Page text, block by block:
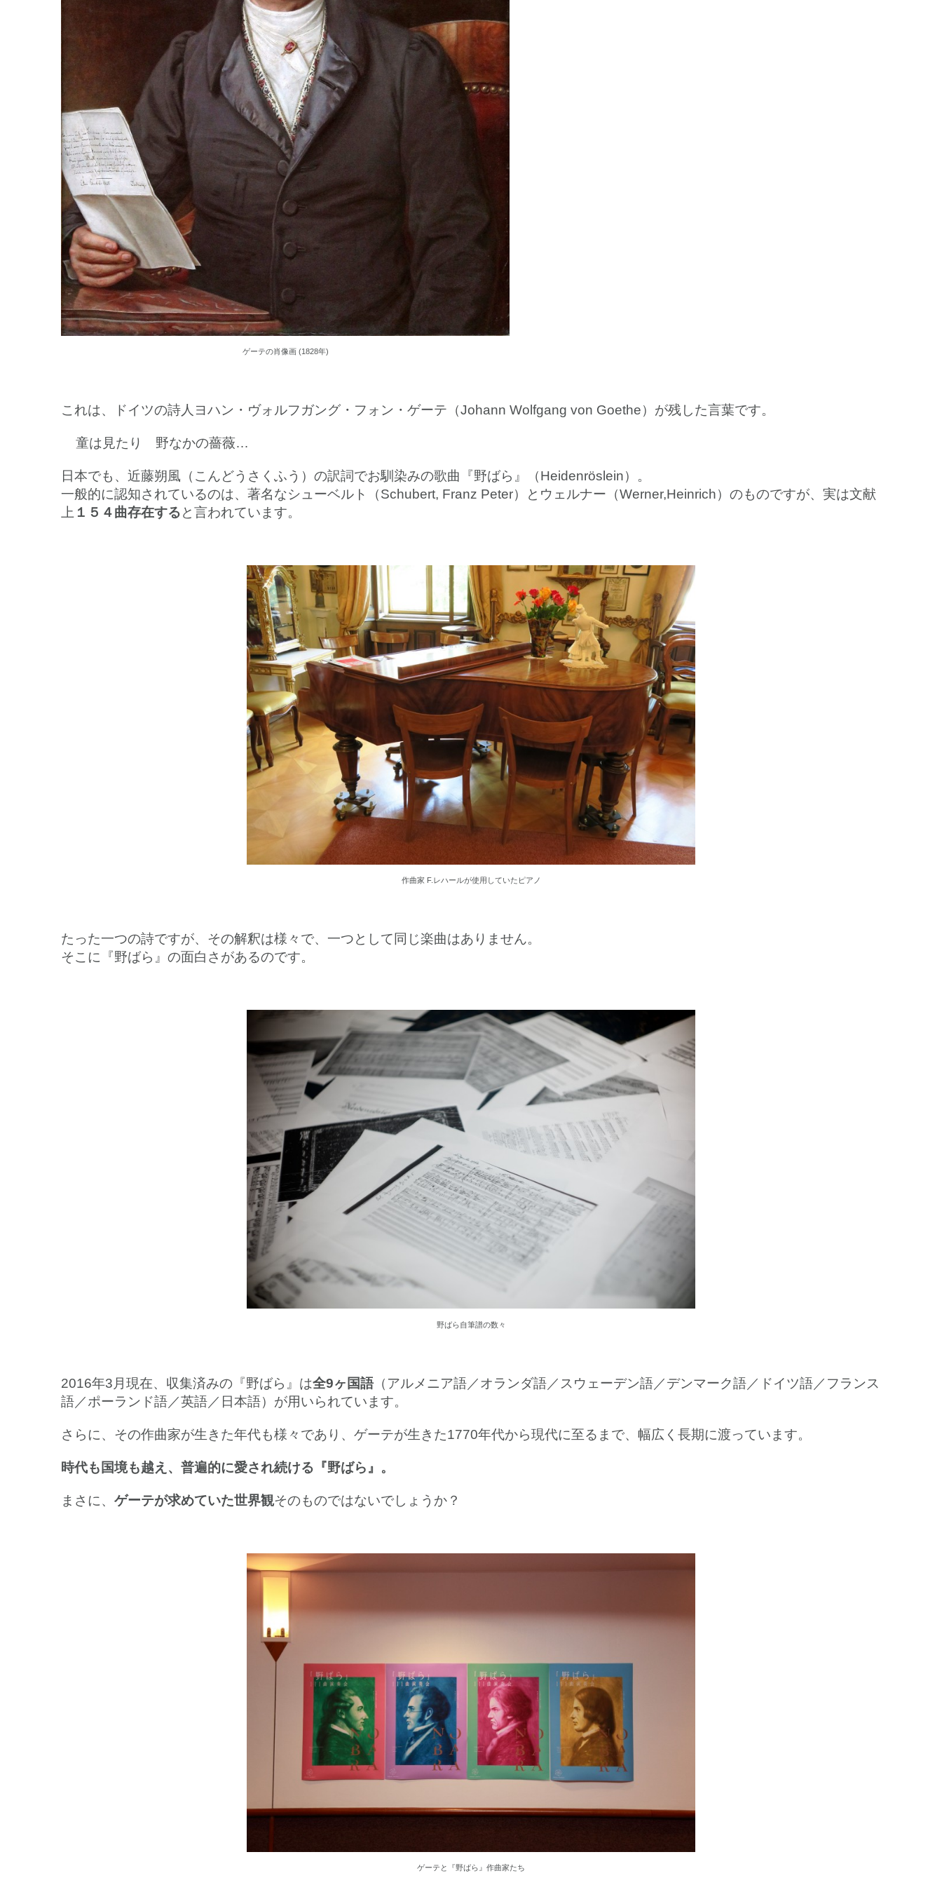
ゲーテの肖像画 (1828年)
これは、ドイツの詩人ヨハン・ヴォルフガング・フォン・ゲーテ（Johann Wolfgang von Goethe）が残した言葉です。
童は見たり 野なかの薔薇…
日本でも、近藤朔風（こんどうさくふう）の訳詞でお馴染みの歌曲『野ばら』（Heidenröslein）。
一般的に認知されているのは、著名なシューベルト（Schubert, Franz Peter）とウェルナー（Werner,Heinrich）のものですが、実は文献
上 １５４曲存在すると言われています。
作曲家 F.レハールが使用していたピアノ
たった一つの詩ですが、その解釈は様々で、一つとして同じ楽曲はありません。
そこに『野ばら』の面白さがあるのです。
野ばら自筆譜の数々
2016年3月現在、収集済みの『野ばら』は全9ヶ国語（アルメニア語／オランダ語／スウェーデン語／デンマーク語／ドイツ語／フランス
語／ポーランド語／英語／日本語）が用いられています。
さらに、その作曲家が生きた年代も様々であり、ゲーテが生きた1770年代から現代に至るまで、幅広く長期に渡っています。
時代も国境も越え、普遍的に愛され続ける『野ばら』。
まさに、 ゲーテが求めていた世界観そのものではないでしょうか？
ゲーテと『野ばら』作曲家たち